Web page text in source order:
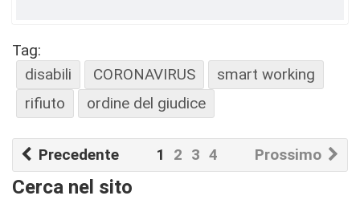
Tag:
disabili
CORONAVIRUS
smart working
rifiuto
ordine del giudice
Precedente Prossimo
1 2 3 4
Cerca nel sito